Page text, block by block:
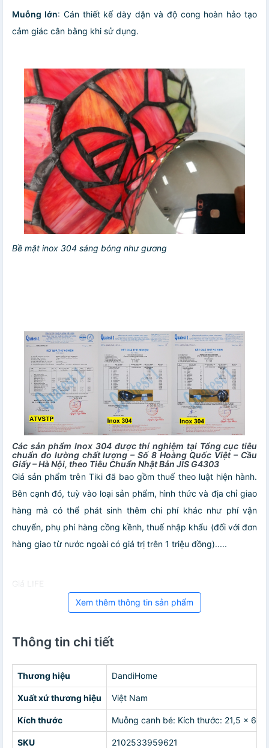
Muỗng lớn: Cán thiết kế dày dặn và độ cong hoàn hảo tạo
cảm giác cân bằng khi sử dụng.
Bề mặt inox 304 sáng bóng như gương
Các sản phẩm Inox 304 được thí nghiệm tại Tổng cục tiêu
chuẩn đo lường chất lượng – Số 8 Hoàng Quốc Việt – Cầu
Giấy – Hà Nội, theo Tiêu Chuẩn Nhật Bản JIS G4303
Giá sản phẩm trên Tiki đã bao gồm thuế theo luật hiện hành.
Bên cạnh đó, tuỳ vào loại sản phẩm, hình thức và địa chỉ giao
hàng mà có thể phát sinh thêm chi phí khác như phí vận
chuyển, phụ phí hàng cồng kềnh, thuế nhập khẩu (đối với đơn
hàng giao từ nước ngoài có giá trị trên 1 triệu đồng).....
Giá LIFE
Xem thêm thông tin sản phẩm
Thông tin chi tiết
Thương hiệu DandiHome
Xuất xứ thương hiệu Việt Nam
Kích thước Muỗng canh bé: Kích thước: 21,5 x
SKU 2102533959621